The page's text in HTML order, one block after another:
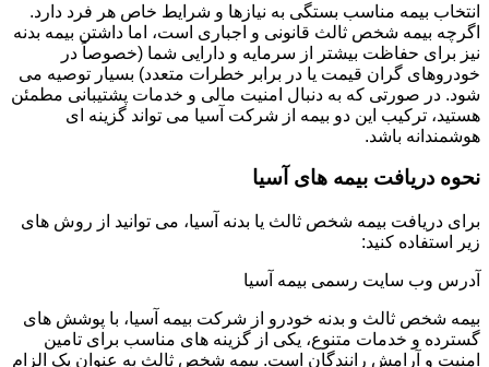
انتخاب بیمه مناسب بستگی به نیازها و شرایط خاص هر فرد دارد.
اگرچه بیمه شخص ثالث قانونی و اجباری است، اما داشتن بیمه بدنه
نیز برای حفاظت بیشتر از سرمایه و دارایی شما (خصوصاً در
خودروهای گران قیمت یا در برابر خطرات متعدد) بسیار توصیه می
شود. در صورتی که به دنبال امنیت مالی و خدمات پشتیبانی مطمئن
هستید، ترکیب این دو بیمه از شرکت آسیا می تواند گزینه ای
هوشمندانه باشد.
نحوه دریافت بیمه های آسیا
برای دریافت بیمه شخص ثالث یا بدنه آسیا، می توانید از روش های
زیر استفاده کنید:
آدرس وب سایت رسمی بیمه آسیا
بیمه شخص ثالث و بدنه خودرو از شرکت بیمه آسیا، با پوشش های
گسترده و خدمات متنوع، یکی از گزینه های مناسب برای تامین
امنیت و آرامش رانندگان است. بیمه شخص ثالث به عنوان یک الزام